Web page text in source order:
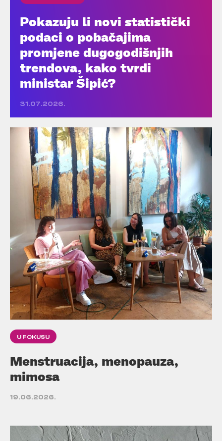
Pokazuju li novi statistički
podaci o pobačajima
promjene dugogodišnjih
trendova, kako tvrdi
ministar Šipić?
31.07.2026.
U FOKUSU
Menstruacija, menopauza,
mimosa
19.06.2026.